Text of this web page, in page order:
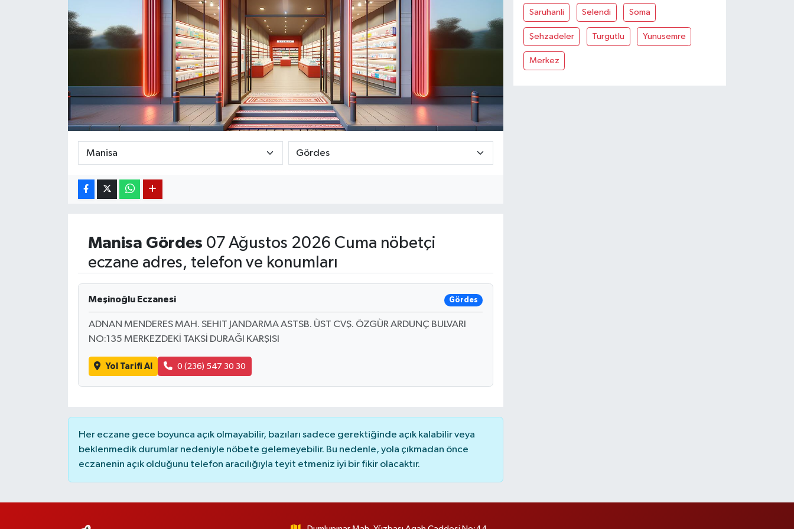
Manisa Gördes 07 Ağustos 2026 Cuma nöbetçi
eczane adres, telefon ve konumları
Meşinoğlu Eczanesi Gördes
ADNAN MENDERES MAH. SEHIT JANDARMA ASTSB. ÜST CVŞ. ÖZGÜR ARDUNÇ BULVARI
NO:135 MERKEZDEKİ TAKSİ DURAĞI KARŞISI
Yol Tarifi Al 0 (236) 547 30 30
Her eczane gece boyunca açık olmayabilir, bazıları sadece gerektiğinde açık kalabilir veya
beklenmedik durumlar nedeniyle nöbete gelemeyebilir. Bu nedenle, yola çıkmadan önce
eczanenin açık olduğunu telefon aracılığıyla teyit etmeniz iyi bir fikir olacaktır.
Saruhanli Selendi Soma
Şehzadeler Turgutlu Yunusemre
Merkez
Magazin